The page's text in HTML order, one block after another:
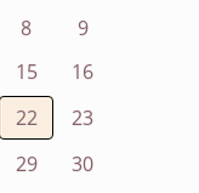
8
9
15
16
22
23
29
30